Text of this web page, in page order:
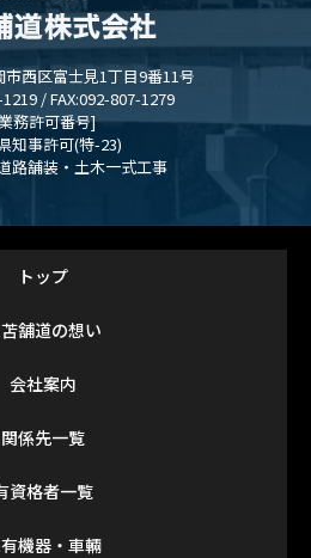
市西区富士見1丁目9番11号
/ FAX:092-807-1279
務許可番号]
知事許可(特-23)
路舗装・土木一式工事
トップ
舗道の想い
会社案内
関係先一覧
資格者一覧
機器・車輛